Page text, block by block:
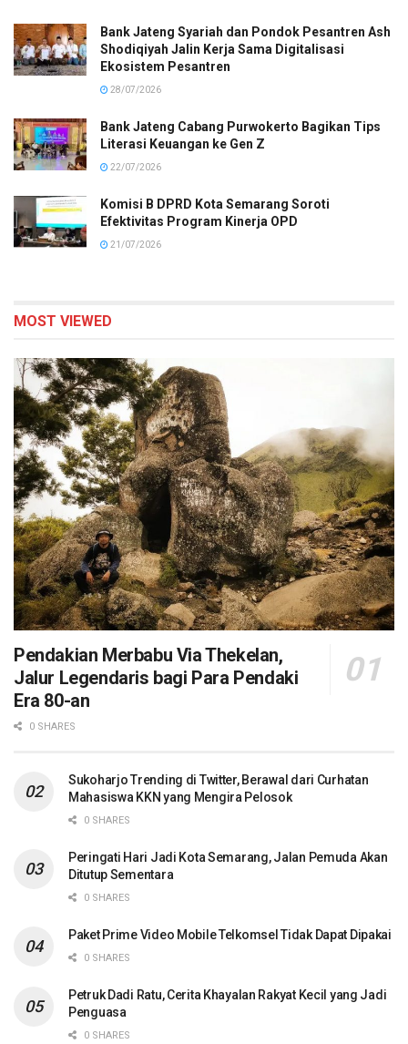
Bank Jateng Syariah dan Pondok Pesantren Ash
Shodiqiyah Jalin Kerja Sama Digitalisasi
Ekosistem Pesantren
28/07/2026
Bank Jateng Cabang Purwokerto Bagikan Tips
Literasi Keuangan ke Gen Z
22/07/2026
Komisi B DPRD Kota Semarang Soroti
Efektivitas Program Kinerja OPD
21/07/2026
MOST VIEWED
Pendakian Merbabu Via Thekelan,
Jalur Legendaris bagi Para Pendaki
Era 80-an
0 SHARES
Sukoharjo Trending di Twitter, Berawal dari Curhatan
Mahasiswa KKN yang Mengira Pelosok
0 SHARES
Peringati Hari Jadi Kota Semarang, Jalan Pemuda Akan
Ditutup Sementara
0 SHARES
Paket Prime Video Mobile Telkomsel Tidak Dapat Dipakai
0 SHARES
Petruk Dadi Ratu, Cerita Khayalan Rakyat Kecil yang Jadi
Penguasa
0 SHARES